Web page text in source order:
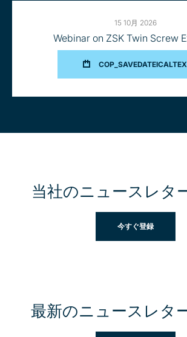
15 10月 2026
Webinar on ZSK Twin Screw
当社のニュースレタ
今すぐ登録
最新のニュースレタ